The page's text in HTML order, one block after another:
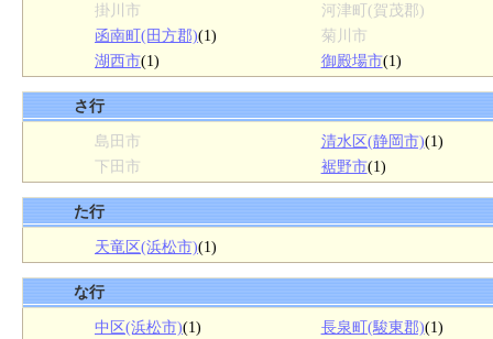
掛川市
河津町(賀茂郡)
函南町(田方郡)(1)
菊川市
湖西市(1) 御殿場市(1)
さ行
島田市
清水区(静岡市)(1)
下田市
裾野市(1)
た行
天竜区(浜松市)(1)
な行
中区(浜松市)(1) 長泉町(駿東郡)(1)